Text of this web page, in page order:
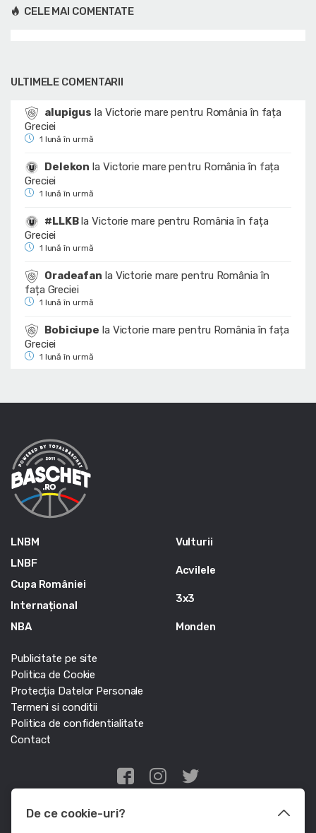
CELE MAI COMENTATE
ULTIMELE COMENTARII
alupigus la Victorie mare pentru România în fața
Greciei
1 lună în urmă
Delekon la Victorie mare pentru România în fața
Greciei
1 lună în urmă
#LLKBlaVictorie mare pentru România în fața
Greciei
1 lună în urmă
Oradeafan la Victorie mare pentru România în
fața Greciei
1 lună în urmă
Bobiciupe la Victorie mare pentru România în fața
Greciei
1 lună în urmă
LNBM
LNBF
Cupa României
Internațional
NBA
Vulturii
Acvilele
3x3
Monden
Publicitate pe site
Politica de Cookie
Protecția Datelor Personale
Termeni si conditii
Politica de confidentialitate
Contact
Edris Digital Agency
De ce cookie-uri?